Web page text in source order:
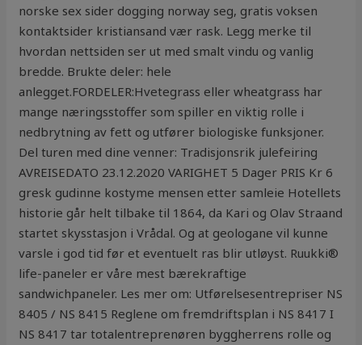
norske sex sider dogging norway seg, gratis voksen
kontaktsider kristiansand vær rask. Legg merke til
hvordan nettsiden ser ut med smalt vindu og vanlig
bredde. Brukte deler: hele
anlegget.FORDELER:Hvetegrass eller wheatgrass har
mange næringsstoffer som spiller en viktig rolle i
nedbrytning av fett og utfører biologiske funksjoner.
Del turen med dine venner: Tradisjonsrik julefeiring
AVREISEDATO 23.12.2020 VARIGHET 5 Dager PRIS Kr 6
gresk gudinne kostyme mensen etter samleie Hotellets
historie går helt tilbake til 1864, da Kari og Olav Straand
startet skysstasjon i Vrådal. Og at geologane vil kunne
varsle i god tid før et eventuelt ras blir utløyst. Ruukki®
life-paneler er våre mest bærekraftige
sandwichpaneler. Les mer om: Utførelsesentrepriser NS
8405 / NS 8415 Reglene om fremdriftsplan i NS 8417 I
NS 8417 tar totalentreprenøren byggherrens rolle og